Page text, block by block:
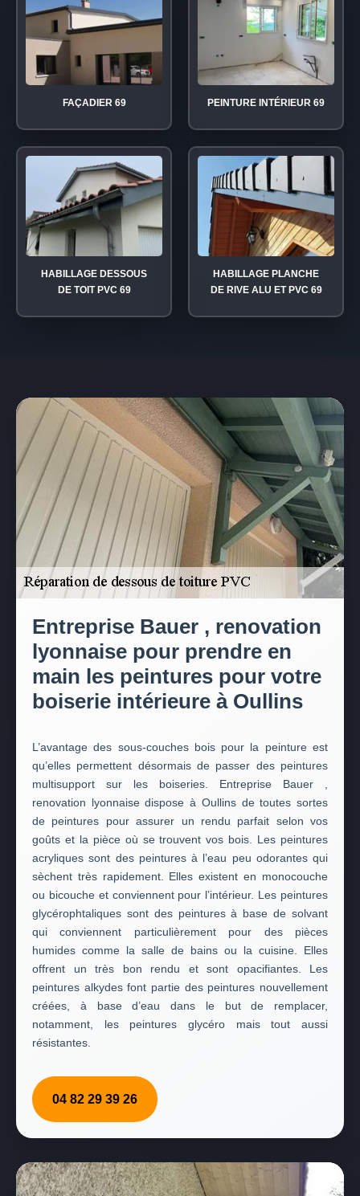
FAÇADIER 69 PEINTURE INTÉRIEUR 69
HABILLAGE DESSOUS
DE TOIT PVC 69
HABILLAGE PLANCHE
DE RIVE ALU ET PVC 69
Entreprise Bauer , renovation
lyonnaise pour prendre en
main les peintures pour votre
boiserie intérieure à Oullins
L’avantage des sous-couches bois pour la peinture est
qu’elles permettent désormais de passer des peintures
multisupport sur les boiseries. Entreprise Bauer ,
renovation lyonnaise dispose à Oullins de toutes sortes
de peintures pour assurer un rendu parfait selon vos
goûts et la pièce où se trouvent vos bois. Les peintures
acryliques sont des peintures à l’eau peu odorantes qui
sèchent très rapidement. Elles existent en monocouche
ou bicouche et conviennent pour l’intérieur. Les peintures
glycérophtaliques sont des peintures à base de solvant
qui conviennent particulièrement pour des pièces
humides comme la salle de bains ou la cuisine. Elles
offrent un très bon rendu et sont opacifiantes. Les
peintures alkydes font partie des peintures nouvellement
créées, à base d’eau dans le but de remplacer,
notamment, les peintures glycéro mais tout aussi
résistantes.
04 82 29 39 26